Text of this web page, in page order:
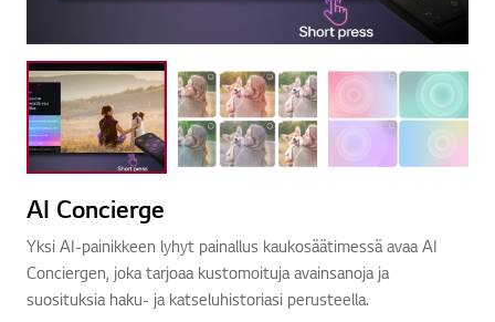
AI Concierge
Yksi AI-painikkeen lyhyt painallus kaukosäätimessä avaa AI
Conciergen, joka tarjoaa kustomoituja avainsanoja ja
suosituksia haku- ja katseluhistoriasi perusteella.